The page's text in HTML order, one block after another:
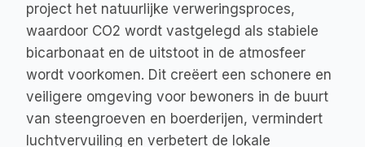
project het natuurlijke verweringsproces,
waardoor CO2 wordt vastgelegd als stabiele
bicarbonaat en de uitstoot in de atmosfeer
wordt voorkomen. Dit creëert een schonere en
veiligere omgeving voor bewoners in de buurt
van steengroeven en boerderijen, vermindert
luchtvervuiling en verbetert de lokale